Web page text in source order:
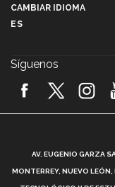
2026!
¿Cómo
CAMBIAR IDIOMA
ES
Síguenos
AV. EUGENIO GARZA
MONTERREY, NUEVO